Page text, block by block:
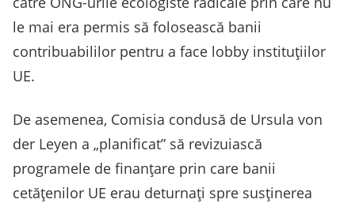
le mai era permis să folosească banii
contribuabililor pentru a face lobby instituțiilor
UE.
De asemenea, Comisia condusă de Ursula von
der Leyen a „planificat” să revizuiască
programele de finanțare prin care banii
cetățenilor UE erau deturnați spre susținerea